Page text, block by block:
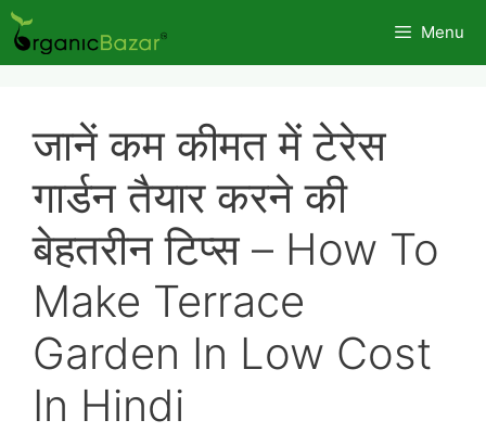
Skip
to
content
Menu
जानें कम कीमत में टेरेस
गार्डन तैयार करने की
बेहतरीन टिप्स – How To
Make Terrace
Garden In Low Cost
In Hindi